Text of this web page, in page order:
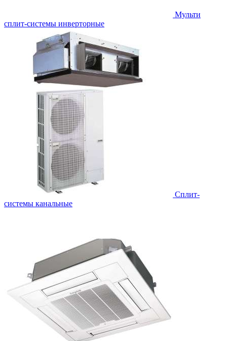
Мульти
сплит-системы инверторные
Сплит-
системы канальные